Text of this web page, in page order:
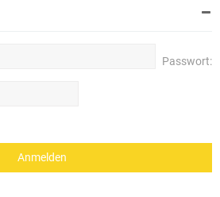
Passwort: